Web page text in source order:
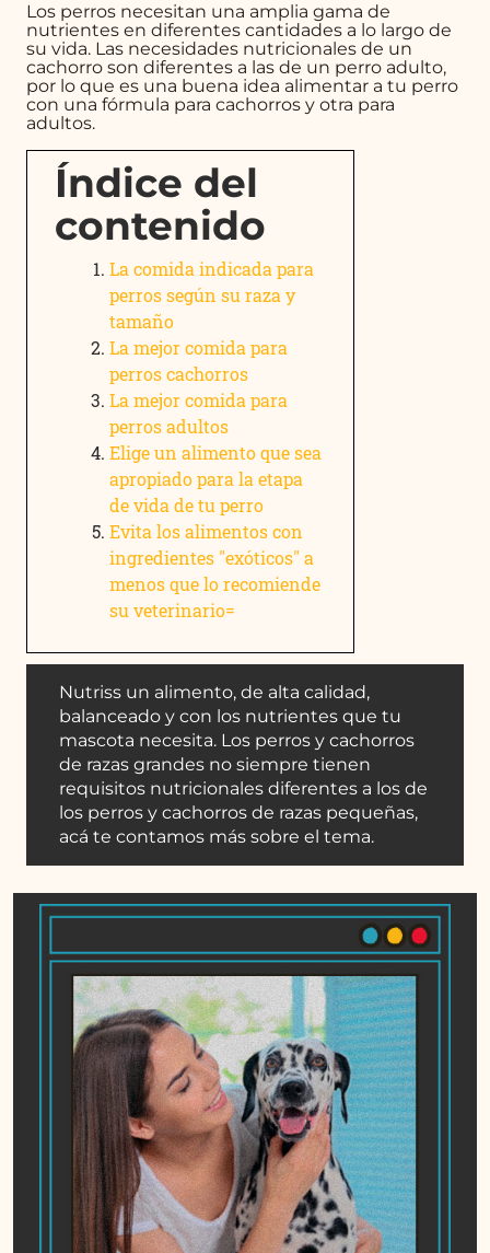
Los perros necesitan una amplia gama de
nutrientes en diferentes cantidades a lo largo de
su vida. Las necesidades nutricionales de un
cachorro son diferentes a las de un perro adulto,
por lo que es una buena idea alimentar a tu perro
con una fórmula para cachorros y otra para
adultos.
Índice del
contenido
La comida indicada para
perros según su raza y
tamaño
La mejor comida para
perros cachorros
La mejor comida para
perros adultos
Elige un alimento que sea
apropiado para la etapa
de vida de tu perro
Evita los alimentos con
ingredientes "exóticos" a
menos que lo recomiende
su veterinario=
Nutriss un alimento, de alta calidad,
balanceado y con los nutrientes que tu
mascota necesita. Los perros y cachorros
de razas grandes no siempre tienen
requisitos nutricionales diferentes a los de
los perros y cachorros de razas pequeñas,
acá te contamos más sobre el tema.